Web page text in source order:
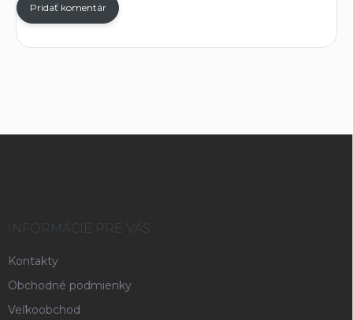
Pridať komentár
INFORMÁCIE PRE VÁS
Kontakty
Obchodné podmienky
Veľkoobchod